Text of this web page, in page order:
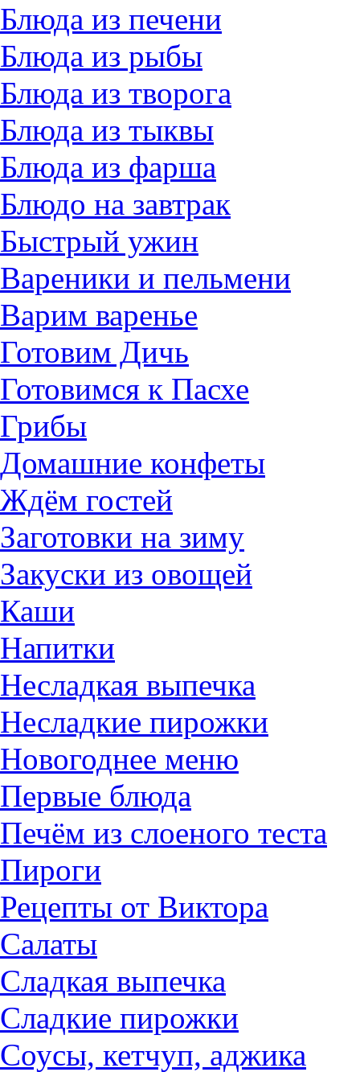
Блюда из печени
Блюда из рыбы
Блюда из творога
Блюда из тыквы
Блюда из фарша
Блюдо на завтрак
Быстрый ужин
Вареники и пельмени
Варим варенье
Готовим Дичь
Готовимся к Пасхе
Грибы
Домашние конфеты
Ждём гостей
Заготовки на зиму
Закуски из овощей
Каши
Напитки
Несладкая выпечка
Несладкие пирожки
Новогоднее меню
Первые блюда
Печём из слоеного теста
Пироги
Рецепты от Виктора
Салаты
Сладкая выпечка
Сладкие пирожки
Соусы, кетчуп, аджика